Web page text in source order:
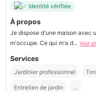
Identité vérifiée
À propos
Je dispose d'une maison avec
m'occupe. Ce qui m'a d... Voir
Services
Jardinier professionnel
Entretien de jardin ...